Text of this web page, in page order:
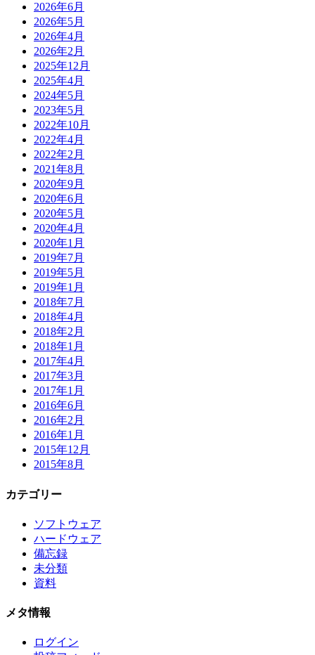
2026年6月
2026年5月
2026年4月
2026年2月
2025年12月
2025年4月
2024年5月
2023年5月
2022年10月
2022年4月
2022年2月
2021年8月
2020年9月
2020年6月
2020年5月
2020年4月
2020年1月
2019年7月
2019年5月
2019年1月
2018年7月
2018年4月
2018年2月
2018年1月
2017年4月
2017年3月
2017年1月
2016年6月
2016年2月
2016年1月
2015年12月
2015年8月
カテゴリー
ソフトウェア
ハードウェア
備忘録
未分類
資料
メタ情報
ログイン